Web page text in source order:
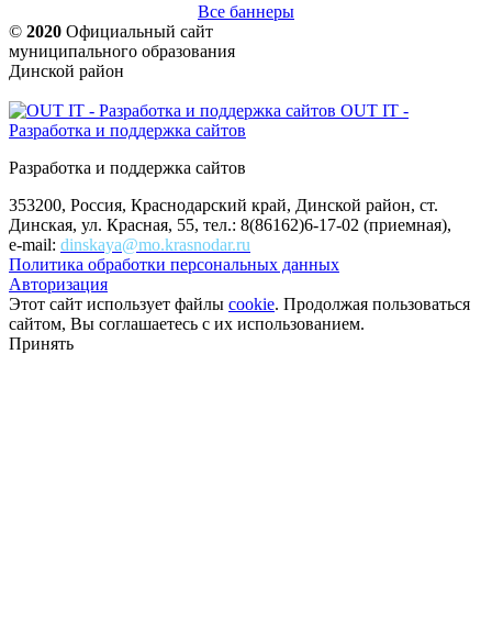
Все баннеры
© 2020 Официальный сайт
муниципального образования
Динской район
OUT IT -
Разработка и поддержка сайтов
Разработка и поддержка сайтов
353200, Россия, Краснодарский край, Динской район, ст.
Динская, ул. Красная, 55, тел.: 8(86162)6-17-02 (приемная),
e-mail: dinskaya@mo.krasnodar.ru
Политика обработки персональных данных
Авторизация
Этот сайт использует файлы cookie. Продолжая пользоваться
сайтом, Вы соглашаетесь с их использованием.
Принять